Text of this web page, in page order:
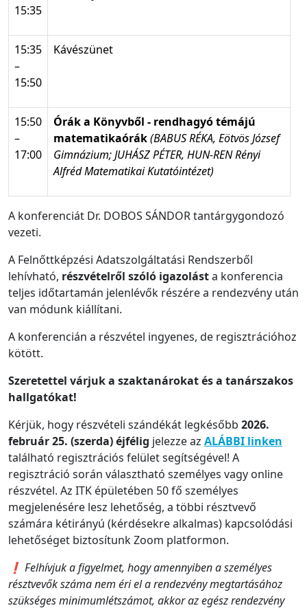
15:35
15:35
–
15:50
Kávészünet
15:50
–
17:00
Órák a Könyvből - rendhagyó témájú
matematikaórák(BABUS RÉKA, Eötvös József
Gimnázium; JUHÁSZ PÉTER, HUN-REN Rényi
Alfréd Matematikai Kutatóintézet)
A konferenciát Dr. DOBOS SÁNDORtantárgygondozó
vezeti.
A Felnőttképzési Adatszolgáltatási Rendszerből
lehívható, részvételről szóló igazolásta konferencia
teljes időtartamán jelenlévők részére a rendezvény után
van módunk kiállítani.
A konferencián a részvétel ingyenes, de regisztrációhoz
kötött.
Szeretettel várjuk a szaktanárokat és a tanárszakos
hallgatókat!
Kérjük, hogy részvételi szándékát legkésőbb 2026.
február 25. (szerda)éjfélig jelezze az ALÁBBI linken
található regisztrációs felület segítségével! A
regisztráció során választható személyes vagy online
részvétel. Az ITK épületében 50 fő személyes
megjelenésére lesz lehetőség, a többi résztvevő
számára kétirányú (kérdésekre alkalmas) kapcsolódási
lehetőséget biztosítunk Zoom platformon.
❗ Felhívjuk a figyelmet, hogy amennyiben a személyes
résztvevők száma nem éri el a rendezvény megtartásához
szükséges minimumlétszámot, akkor az egész rendezvény